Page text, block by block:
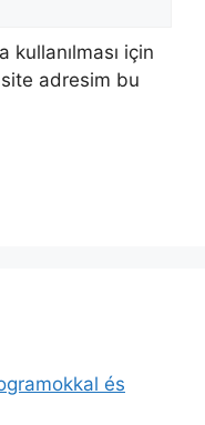
kullanılması için
adresim bu
és